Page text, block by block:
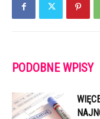
PODOBNE WPISY